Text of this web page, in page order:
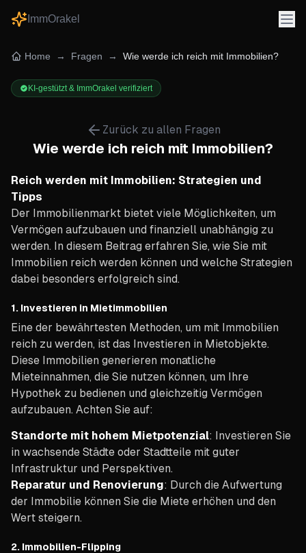
ImmOrakel
Home → Fragen → Wie werde ich reich mit Immobilien?
KI-gestützt & ImmOrakel verifiziert
Zurück zu allen Fragen
Wie werde ich reich mit Immobilien?
Reich werden mit Immobilien: Strategien und
Tipps
Der Immobilienmarkt bietet viele Möglichkeiten, um
Vermögen aufzubauen und finanziell unabhängig zu
werden. In diesem Beitrag erfahren Sie, wie Sie mit
Immobilien reich werden können und welche Strategien
dabei besonders erfolgreich sind.
1. Investieren in Mietimmobilien
Eine der bewährtesten Methoden, um mit Immobilien
reich zu werden, ist das Investieren in Mietobjekte.
Diese Immobilien generieren monatliche
Mieteinnahmen, die Sie nutzen können, um Ihre
Hypothek zu bedienen und gleichzeitig Vermögen
aufzubauen. Achten Sie auf:
Standorte mit hohem Mietpotenzial: Investieren Sie
in wachsende Städte oder Stadtteile mit guter
Infrastruktur und Perspektiven.
Reparatur und Renovierung: Durch die Aufwertung
der Immobilie können Sie die Miete erhöhen und den
Wert steigern.
2. Immobilien-Flipping